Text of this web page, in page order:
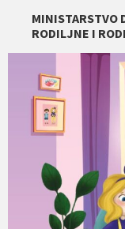
MINISTARSTVO
RODILJNE I